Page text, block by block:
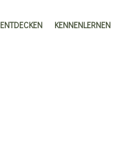
ENTDECKEN KENNENLERNEN